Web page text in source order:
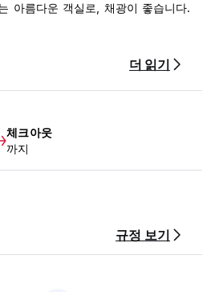
아름다운 객실로, 채광이 좋습니다.
요.
.
더 읽기
체크아웃
까지
규정 보기